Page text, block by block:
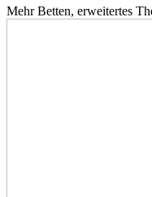
Mehr Betten, erweitertes